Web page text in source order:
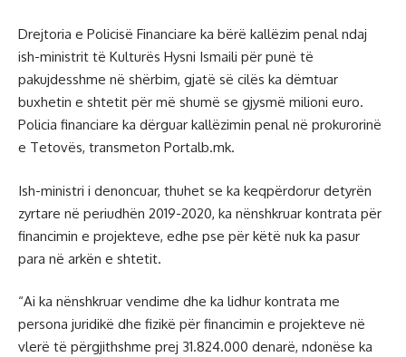
Drejtoria e Policisë Financiare ka bërë kallëzim penal ndaj
ish-ministrit të Kulturës Hysni Ismaili për punë të
pakujdesshme në shërbim, gjatë së cilës ka dëmtuar
buxhetin e shtetit për më shumë se gjysmë milioni euro.
Policia financiare ka dërguar kallëzimin penal në prokurorinë
e Tetovës, transmeton Portalb.mk.
Ish-ministri i denoncuar, thuhet se ka keqpërdorur detyrën
zyrtare në periudhën 2019-2020, ka nënshkruar kontrata për
financimin e projekteve, edhe pse për këtë nuk ka pasur
para në arkën e shtetit.
“Ai ka nënshkruar vendime dhe ka lidhur kontrata me
persona juridikë dhe fizikë për financimin e projekteve në
vlerë të përgjithshme prej 31.824.000 denarë, ndonëse ka